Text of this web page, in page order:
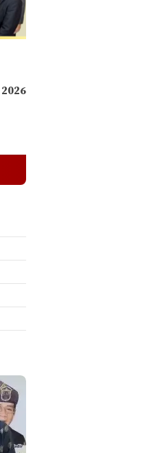
2026
dan Berkomitmen, Anggota